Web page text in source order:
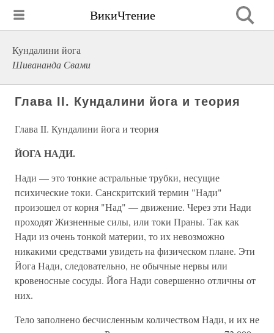
ВикиЧтение
Кундалини йога
Шивананда Свами
Глава II. Кундалини йога и теория
Глава II. Кундалини йога и теория
ЙОГА НАДИ.
Нади — это тонкие астральные трубки, несущие
психические токи. Санскритский термин "Нади"
произошел от корня "Над" — движение. Через эти Нади
проходят Жизненные силы, или токи Праны. Так как
Нади из очень тонкой материи, то их невозможно
никакими средствами увидеть на физическом плане. Эти
Йога Нади, следовательно, не обычные нервы или
кровеносные сосуды. Йога Нади совершенно отличны от
них.
Тело заполнено бесчисленным количеством Нади, и их не